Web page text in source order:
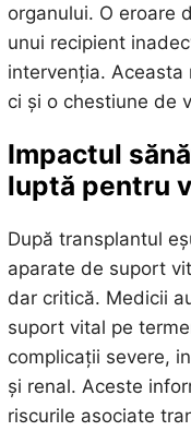
organului. O eroare
unui recipient
intervenția. Aceasta
ci și o chestiune de
Impactul
luptă pentru
După transplantul
aparate de suport
dar critică. Medicii
suport vital pe
complicații severe,
și renal. Aceste
riscurile asociate